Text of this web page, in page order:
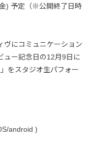
) 予定（※公開終了日時
ヴにコミュニケーション
ュー記念日の12月9日に
をスタジオ生パフォー
android )